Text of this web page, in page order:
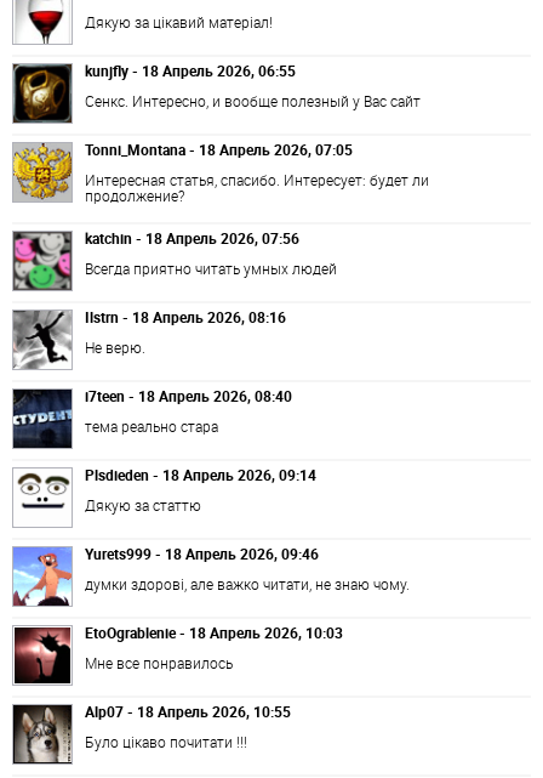
Дякую за цікавий матеріал!
kunjfly - 18 Апрель 2026, 06:55
Сенкс. Интересно, и вообще полезный у Вас сайт
Tonni_Montana - 18 Апрель 2026, 07:05
Интересная статья, спасибо. Интересует: будет ли
продолжение?
katchin - 18 Апрель 2026, 07:56
Всегда приятно читать умных людей
Ilstrn - 18 Апрель 2026, 08:16
Не верю.
i7teen - 18 Апрель 2026, 08:40
тема реально стара
Plsdieden - 18 Апрель 2026, 09:14
Дякую за статтю
Yurets999 - 18 Апрель 2026, 09:46
думки здорові, але важко читати, не знаю чому.
EtoOgrablenie - 18 Апрель 2026, 10:03
Мне все понравилось
Alp07 - 18 Апрель 2026, 10:55
Було цікаво почитати !!!